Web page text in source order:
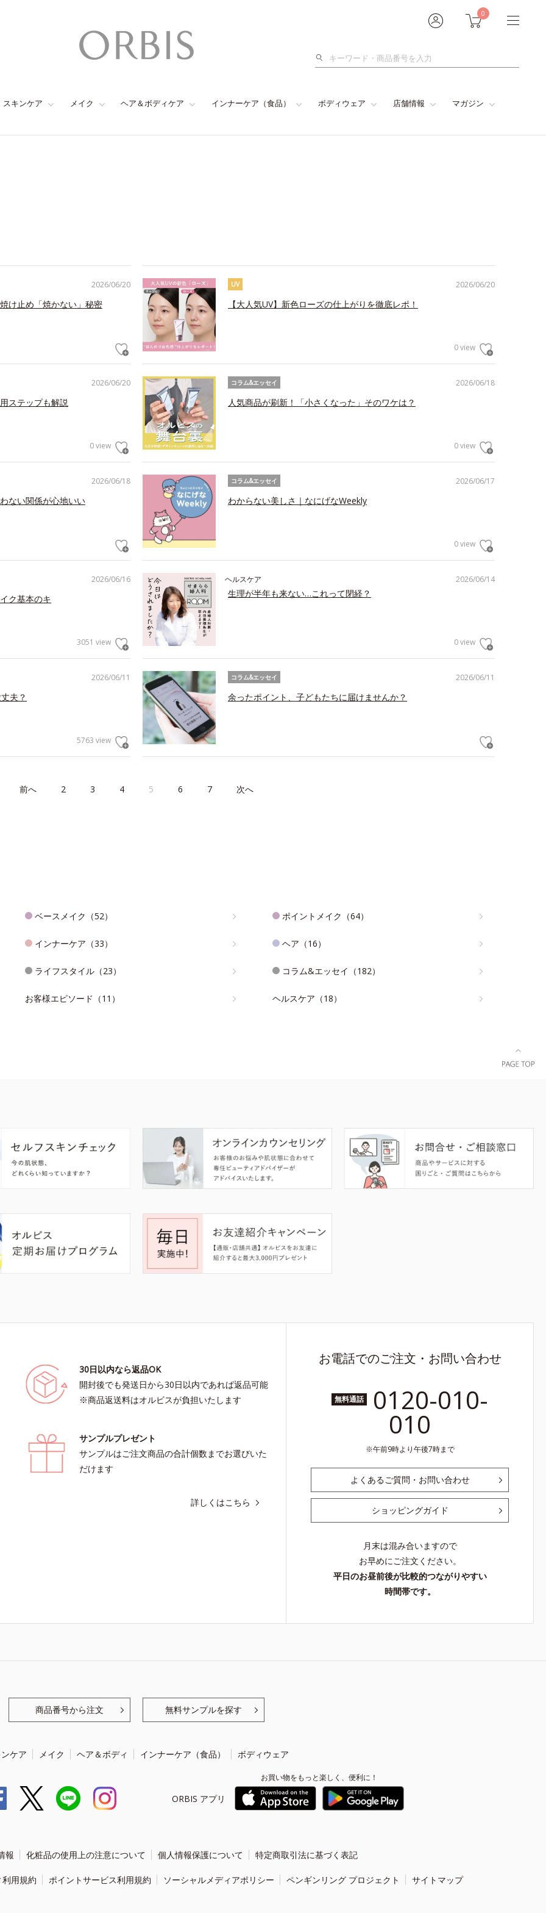
0
検
スキンケア メイク ヘア＆ボディケア インナーケア（食品） ボディウェア 店舗情報 マガジン
2026/06/20
け止め「焼かない」秘密
2026/06/20
UV
【大人気UV】新色ローズの仕上がりを徹底レポ！
0 view
2026/06/20
ステップも解説
0 view
2026/06/18
コラム&エッセイ
人気商品が刷新！「小さくなった」そのワケは？
0 view
2026/06/18
ない関係が心地いい
2026/06/17
コラム&エッセイ
わからない美しさ｜なにげなWeekly
0 view
2026/06/16
ク基本のキ
3051 view
2026/06/14
ヘルスケア
生理が半年も来ない…これって閉経？
0 view
2026/06/11
夫？
5763 view
2026/06/11
コラム&エッセイ
余ったポイント、子どもたちに届けませんか？
前へ 2 3 4 5 6 7 次へ
ベースメイク（52） ポイントメイク（64）
インナーケア（33） ヘア（16）
ライフスタイル（23） コラム&エッセイ（182）
お客様エピソード（11） ヘルスケア（18）
30日以内なら返品OK
開封後でも発送日から30日以内であれば返品可能
※商品返送料はオルビスが負担いたします
サンプルプレゼント
サンプルはご注文商品の合計個数までお選びいた
だけます
詳しくはこちら
お電話でのご注文・お問い合わせ
無料通話 0120-010-
010
午前9時より午後7時まで
よくあるご質問・お問い合わせ
ショッピングガイド
月末は混み合いますので
お早めにご注文ください。
平日のお昼前後が比較的つながりやすい
時間帯です。
商品番号から注文 無料サンプルを探す
ケア メイク ヘア＆ボディ インナーケア（食品） ボディウェア
ORBIS アプリ
お買い物をもっと楽しく、便利に！
報 化粧品の使用上の注意について 個人情報保護について 特定商取引法に基づく表記
用規約 ポイントサービス利用規約 ソーシャルメディアポリシー ペンギンリング プロジェクト サイトマップ